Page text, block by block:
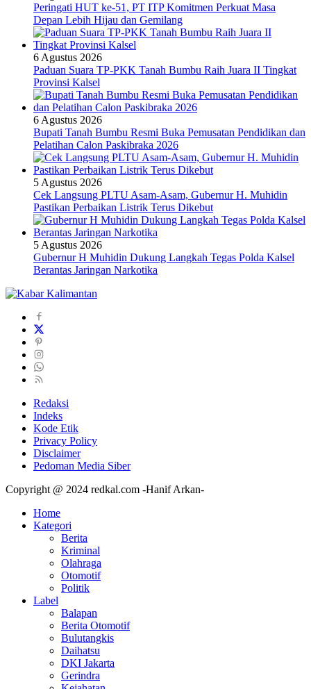
Peringati HUT ke-51, PT ITP Komitmen Perkuat Masa
Depan Lebih Hijau dan Gemilang
6 Agustus 2026
Paduan Suara TP-PKK Tanah Bumbu Raih Juara II Tingkat
Provinsi Kalsel
6 Agustus 2026
Bupati Tanah Bumbu Resmi Buka Pemusatan Pendidikan dan
Pelatihan Calon Paskibraka 2026
5 Agustus 2026
Cek Langsung PLTU Asam-Asam, Gubernur H. Muhidin
Pastikan Perbaikan Listrik Terus Dikebut
5 Agustus 2026
Gubernur H Muhidin Dukung Langkah Tegas Polda Kalsel
Berantas Jaringan Narkotika
Redaksi
Indeks
Kode Etik
Privacy Policy
Disclaimer
Pedoman Media Siber
Copyright @ 2024 redkal.com -Hanif Arkan-
Home
Kategori
Berita
Kriminal
Olahraga
Otomotif
Politik
Label
Balapan
Berita Otomotif
Bulutangkis
Daihatsu
DKI Jakarta
Gerindra